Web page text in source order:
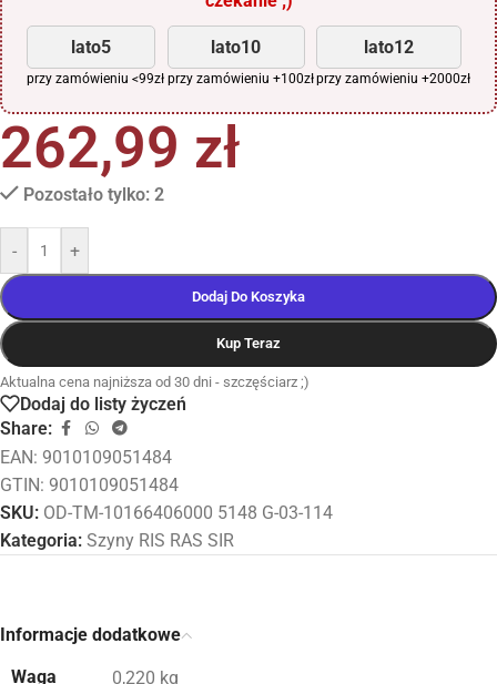
lato5
przy zamówieniu <99zł
lato10
przy zamówieniu +100zł
lato12
przy zamówieniu +2000zł
262,99 zł
Pozostało tylko: 2
- +
Dodaj Do Koszyka
Kup Teraz
Aktualna cena najniższa od 30 dni - szczęściarz ;)
Dodaj do listy życzeń
Share:
EAN: 9010109051484
GTIN: 9010109051484
SKU: OD-TM-10166406000 5148 G-03-114
Kategoria: Szyny RIS RAS SIR
Informacje dodatkowe
Waga
0,220 kg